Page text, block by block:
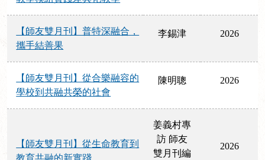
【師友雙月刊】普特深融合，
攜手結善果
李錫津 2026
【師友雙月刊】從合樂融容的
學校到共融共榮的社會
陳明聰 2026
【師友雙月刊】從生命教育到
姜義村專
訪 師友
雙月刊編
2026